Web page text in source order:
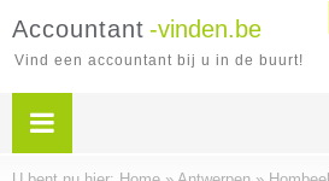
Accountant -vinden.be
Vind een accountant bij u in de buurt!